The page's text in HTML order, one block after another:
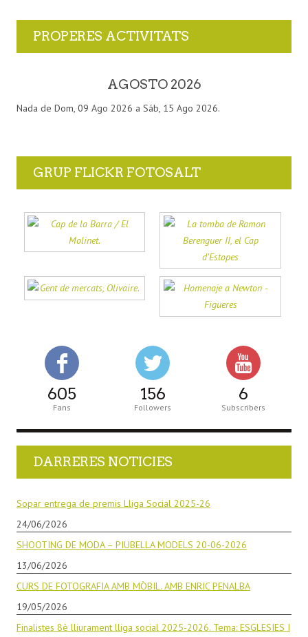
PROPERES ACTIVITATS
AGOSTO 2026
Nada de Dom, 09 Ago 2026 a Sáb, 15 Ago 2026.
GRUP FLICKR FOTOSALT
605
Fans
156
Followers
6
Subscribers
DARRERES NOTICIES
Sopar entrega de premis Lliga Social 2025-26
24/06/2026
SHOOTING DE MODA – PIUBELLA MODELS 20-06-2026
13/06/2026
CURS DE FOTOGRAFIA AMB MÒBIL. AMB ENRIC PENALBA
19/05/2026
Finalistes 8è lliurament lliga social 2025-2026. Tema: ESGLESIES I